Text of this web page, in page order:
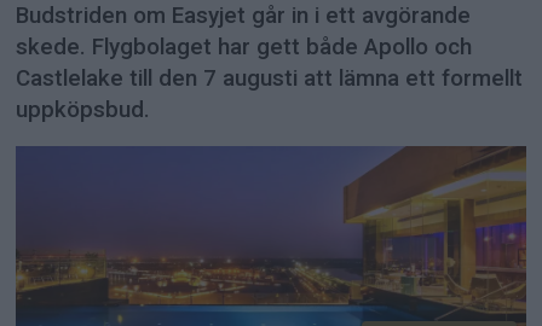
Budstriden om Easyjet går in i ett avgörande
skede. Flygbolaget har gett både Apollo och
Castlelake till den 7 augusti att lämna ett formellt
uppköpsbud.